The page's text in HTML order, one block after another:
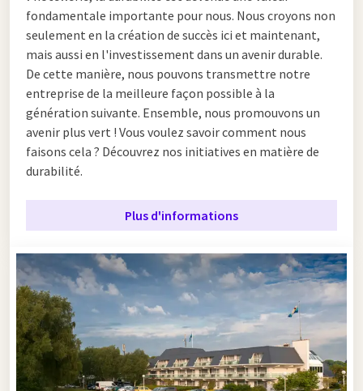
fondamentale importante pour nous. Nous croyons non
seulement en la création de succès ici et maintenant,
mais aussi en l'investissement dans un avenir durable.
De cette manière, nous pouvons transmettre notre
entreprise de la meilleure façon possible à la
génération suivante. Ensemble, nous promouvons un
avenir plus vert ! Vous voulez savoir comment nous
faisons cela ? Découvrez nos initiatives en matière de
durabilité.
Plus d'informations